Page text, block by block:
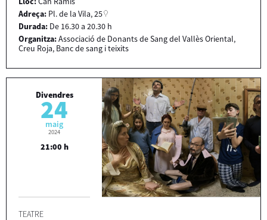
Adreça: Pl. de la Vila, 25
Durada: De 16.30 a 20.30 h
Organitza:Associació de Donants de Sang del Vallès Oriental,
Creu Roja, Banc de sang i teixits
Divendres
24
maig
2024
21:00 h
TEATRE